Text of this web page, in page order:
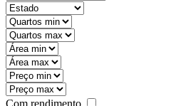
state
mintypo
maxtypo
minarea
maxarea
minprice
maxprice
Com rendimento